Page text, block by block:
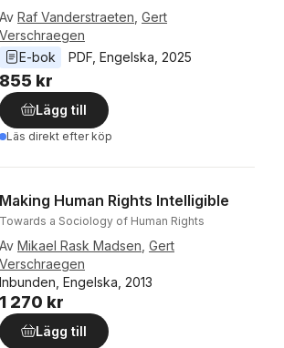
Av Raf Vanderstraeten Gert
Verschraegen
E-bok
PDF Engelska 2025
855 kr
Lägg till
Läs direkt efter köp
Making Human Rights Intelligible
Towards a Sociology of Human Rights
Av Mikael Rask Madsen Gert
Verschraegen
Inbunden, Engelska, 2013
1 270 kr
Lägg till